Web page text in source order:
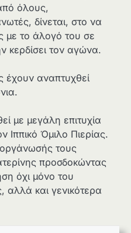
όλους,
δίνεται, στο να
με το άλογό του σε
κερδίσει τον αγώνα.
έχουν αναπτυχθεί
με μεγάλη επιτυχία
Ιππικό Όμιλο Πιερίας.
τους
προσδοκώντας
όχι μόνο του
αλλά και γενικότερα